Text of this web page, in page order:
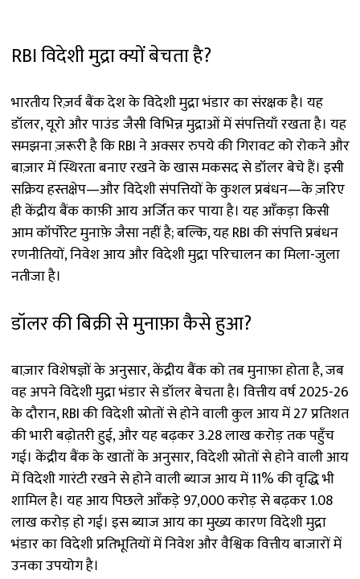
RBI विदेशी मुद्रा क्यों बेचता है?
भारतीय रिज़र्व बैंक देश के विदेशी मुद्रा भंडार का संरक्षक है। यह
डॉलर, यूरो और पाउंड जैसी विभिन्न मुद्राओं में संपत्तियाँ रखता है। यह
समझना ज़रूरी है कि RBI ने अक्सर रुपये की गिरावट को रोकने और
बाज़ार में स्थिरता बनाए रखने के खास मकसद से डॉलर बेचे हैं। इसी
सक्रिय हस्तक्षेप—और विदेशी संपत्तियों के कुशल प्रबंधन—के ज़रिए
ही केंद्रीय बैंक काफ़ी आय अर्जित कर पाया है। यह आँकड़ा किसी
आम कॉर्पोरेट मुनाफ़े जैसा नहीं है; बल्कि, यह RBI की संपत्ति प्रबंधन
रणनीतियों, निवेश आय और विदेशी मुद्रा परिचालन का मिला-जुला
नतीजा है।
डॉलर की बिक्री से मुनाफ़ा कैसे हुआ?
बाज़ार विशेषज्ञों के अनुसार, केंद्रीय बैंक को तब मुनाफ़ा होता है, जब
वह अपने विदेशी मुद्रा भंडार से डॉलर बेचता है। वित्तीय वर्ष 2025-26
के दौरान, RBI की विदेशी स्रोतों से होने वाली कुल आय में 27 प्रतिशत
की भारी बढ़ोतरी हुई, और यह बढ़कर ₹3.28 लाख करोड़ तक पहुँच
गई। केंद्रीय बैंक के खातों के अनुसार, विदेशी स्रोतों से होने वाली आय
में विदेशी गारंटी रखने से होने वाली ब्याज आय में 11% की वृद्धि भी
शामिल है। यह आय पिछले आँकड़े ₹97,000 करोड़ से बढ़कर ₹1.08
लाख करोड़ हो गई। इस ब्याज आय का मुख्य कारण विदेशी मुद्रा
भंडार का विदेशी प्रतिभूतियों में निवेश और वैश्विक वित्तीय बाजारों में
उनका उपयोग है।